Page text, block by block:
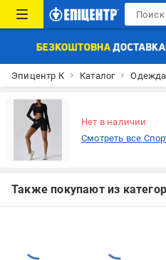
Эпицентр К Каталог
Нет в наличии
Смотреть все
Также покупают из